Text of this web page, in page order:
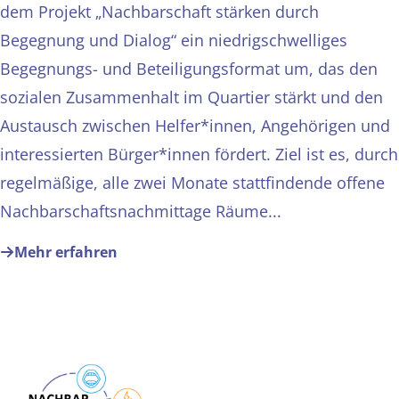
dem Projekt „Nachbarschaft stärken durch
Begegnung und Dialog“ ein niedrigschwelliges
Begegnungs- und Beteiligungsformat um, das den
sozialen Zusammenhalt im Quartier stärkt und den
Austausch zwischen Helfer*innen, Angehörigen und
interessierten Bürger*innen fördert. Ziel ist es, durch
regelmäßige, alle zwei Monate stattfindende offene
Nachbarschaftsnachmittage Räume...
Mehr erfahren